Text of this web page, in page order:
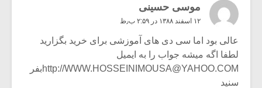
موسی حسینی
۱۲ اسفند ۱۳۸۸ در ۲:۵۹ ب٫ظ
عالی بود اما سی دی های آموزشی برای خرید بگزارید
لطفا اگه میشه جواب را به ایمیل
http://WWW.HOSSEINIMOUSA@YAHOO.COMبفر
سنید